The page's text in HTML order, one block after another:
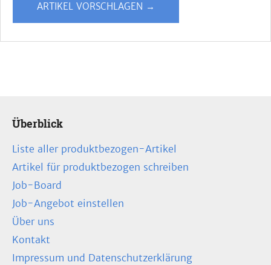
ARTIKEL VORSCHLAGEN →
Überblick
Liste aller produktbezogen-Artikel
Artikel für produktbezogen schreiben
Job-Board
Job-Angebot einstellen
Über uns
Kontakt
Impressum und Datenschutzerklärung